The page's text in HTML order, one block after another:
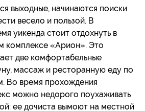
выходные, начинаются поиски
весело и пользой. В
уикенда стоит отдохнуть в
комплексе «Арион». Это
две комфортабельные
массаж и ресторанную еду по
Во время прохождения
можно недорого поухаживать
ее дочиста вымоют на местной